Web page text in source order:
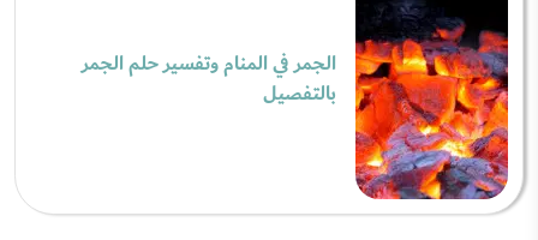
الجمر في المنام وتفسير حلم الجمر
بالتفصيل